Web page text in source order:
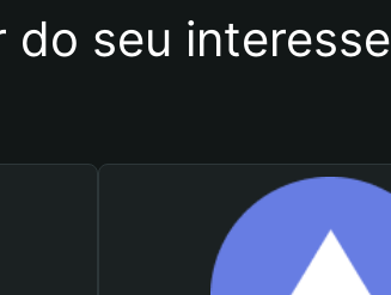
seu interesse